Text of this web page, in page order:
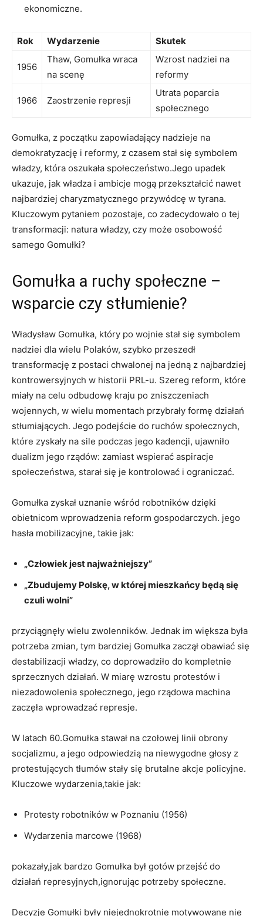
ekonomiczne.
Rok Wydarzenie Skutek
1956
Thaw, Gomułka wraca
na scenę
Wzrost nadziei na
reformy
1966 Zaostrzenie represji
Utrata poparcia
społecznego
Gomułka, z początku zapowiadający nadzieje na
demokratyzację i reformy, z czasem stał się symbolem
władzy, która oszukała społeczeństwo.Jego upadek
ukazuje, jak władza i ambicje mogą przekształcić nawet
najbardziej charyzmatycznego przywódcę w tyrana.
Kluczowym pytaniem pozostaje, co zadecydowało o tej
transformacji: natura władzy, czy może osobowość
samego Gomułki?
Gomułka a ruchy społeczne –
wsparcie czy stłumienie?
Władysław Gomułka, który po wojnie stał się symbolem
nadziei dla wielu Polaków, szybko przeszedł
transformację z postaci chwalonej na jedną z najbardziej
kontrowersyjnych w historii PRL-u. Szereg reform, które
miały na celu odbudowę kraju po zniszczeniach
wojennych, w wielu momentach przybrały formę działań
stłumiających. Jego podejście do ruchów społecznych,
które zyskały na sile podczas jego kadencji, ujawniło
dualizm jego rządów: zamiast wspierać aspiracje
społeczeństwa, starał się je kontrolować i ograniczać.
Gomułka zyskał uznanie wśród robotników dzięki
obietnicom wprowadzenia reform gospodarczych. jego
hasła mobilizacyjne, takie jak:
„Człowiek jest najważniejszy”
„Zbudujemy Polskę, w której mieszkańcy będą się
czuli wolni”
przyciągnęły wielu zwolenników. Jednak im większa była
potrzeba zmian, tym bardziej Gomułka zaczął obawiać się
destabilizacji władzy, co doprowadziło do kompletnie
sprzecznych działań. W miarę wzrostu protestów i
niezadowolenia społecznego, jego rządowa machina
zaczęła wprowadzać represje.
W latach 60.Gomułka stawał na czołowej linii obrony
socjalizmu, a jego odpowiedzią na niewygodne głosy z
protestujących tłumów stały się brutalne akcje policyjne.
Kluczowe wydarzenia,takie jak:
Protesty robotników w Poznaniu (1956)
Wydarzenia marcowe (1968)
pokazały,jak bardzo Gomułka był gotów przejść do
działań represyjnych,ignorując potrzeby społeczne.
Decyzje Gomułki były niejednokrotnie motywowane nie